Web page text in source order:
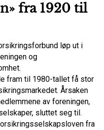
fra 1920 til
løp ut i
og
fram til 1980-tallet få stor
Årsaken
av foreningen,
sluttet seg til.
fra